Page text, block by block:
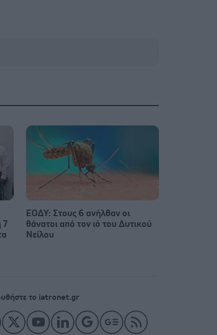
7
ΕΟΔΥ: Στους 6 ανήλθαν οι
θάνατοι από τον ιό του Δυτικού
Νείλου
το iatronet.gr